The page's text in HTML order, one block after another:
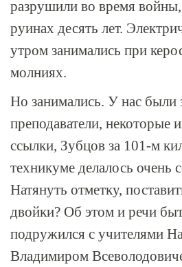
разрушили во время войны,
руинах десять лет.
утром занимались при
молниях.
Но занимались. У нас были
преподаватели, некоторые
ссылки, Зубцов за 101-м
техникуме делалось очень
Натянуть отметку,
двойки? Об этом и речи
подружился с учителями
Владимиром